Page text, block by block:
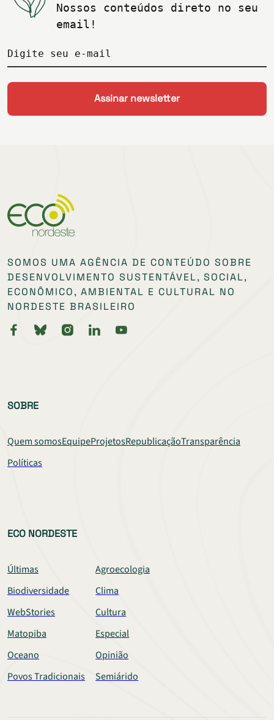
Nossos conteúdos direto no seu
email!
Digite seu e-mail
SOMOS UMA AGÊNCIA DE CONTEÚDO SOBRE
DESENVOLVIMENTO SUSTENTÁVEL, SOCIAL,
ECONÔMICO, AMBIENTAL E CULTURAL NO
NORDESTE BRASILEIRO
SOBRE
Quem somosEquipeProjetosRepublicaçãoTransparência
Políticas
ECO NORDESTE
Últimas
Agroecologia
Biodiversidade
Clima
WebStories
Cultura
Matopiba
Especial
Oceano
Opinião
Povos Tradicionais
Semiárido